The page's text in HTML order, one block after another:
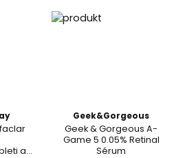
a
Geek&Gorgeous
Geek & Gorgeous A-
Game 5 0.05% Retinal
Sérum